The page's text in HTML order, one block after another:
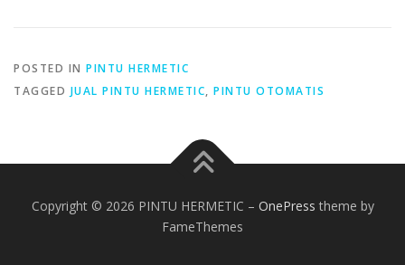
POSTED IN PINTU HERMETIC
TAGGED JUAL PINTU HERMETIC, PINTU OTOMATIS
Copyright © 2026 PINTU HERMETIC – OnePress theme by
FameThemes